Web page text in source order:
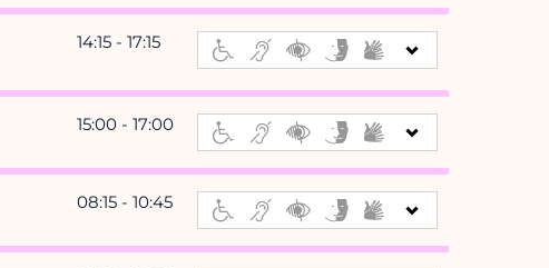
14:15 - 17:15
15:00 - 17:00
08:15 - 10:45